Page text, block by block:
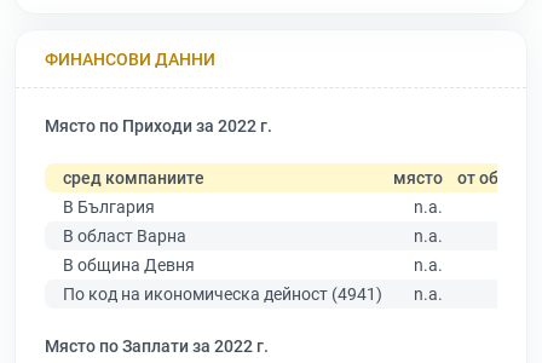
ФИНАНСОВИ ДАННИ
Място по Приходи за 2022 г.
сред компаниите място от общо
В България
n.a.
В област Варна
n.a.
В община Девня
n.a.
По код на икономическа дейност (4941)
n.a.
Място по Заплати за 2022 г.